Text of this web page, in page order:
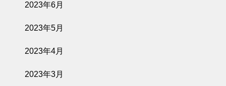
2023年6月
2023年5月
2023年4月
2023年3月